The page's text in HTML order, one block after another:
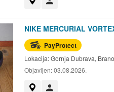
NIKE MERCURIAL
PayProtect
Lokacija:Gornja Dubrava,
Objavljen:03.08.2026.